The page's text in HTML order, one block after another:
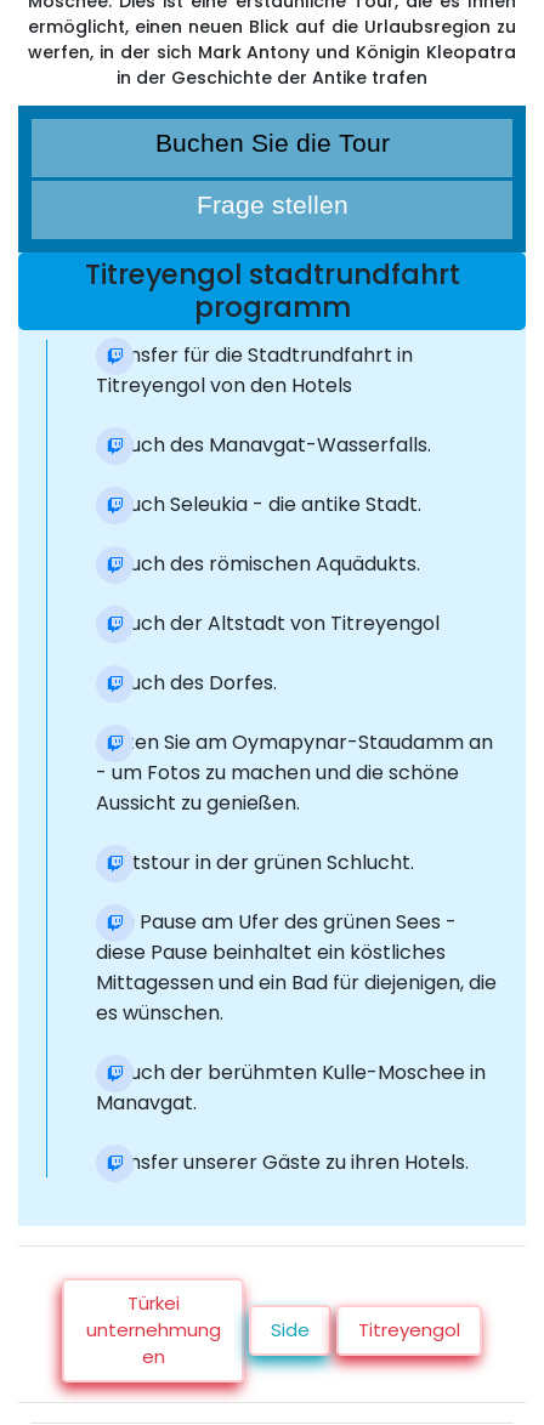
ermöglicht, einen neuen Blick auf die Urlaubsregion zu
werfen, in der sich Mark Antony und Königin Kleopatra
in der Geschichte der Antike trafen
Buchen Sie die Tour
Frage stellen
Titreyengol stadtrundfahrt
programm
Transfer für die Stadtrundfahrt in
Titreyengol von den Hotels
Besuch des Manavgat-Wasserfalls.
Besuch Seleukia - die antike Stadt.
Besuch des römischen Aquädukts.
Besuch der Altstadt von Titreyengol
Besuch des Dorfes.
Halten Sie am Oymapynar-Staudamm an
- um Fotos zu machen und die schöne
Aussicht zu genießen.
Bootstour in der grünen Schlucht.
Eine Pause am Ufer des grünen Sees -
diese Pause beinhaltet ein köstliches
Mittagessen und ein Bad für diejenigen, die
es wünschen.
Besuch der berühmten Kulle-Moschee in
Manavgat.
Transfer unserer Gäste zu ihren Hotels.
Türkei
unternehmung
en
Side Titreyengol